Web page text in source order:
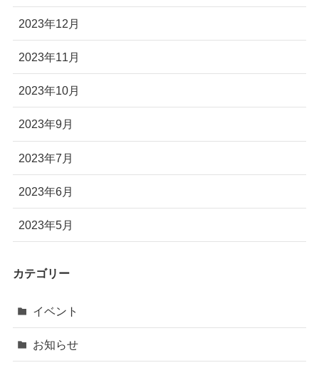
2023年12月
2023年11月
2023年10月
2023年9月
2023年7月
2023年6月
2023年5月
カテゴリー
イベント
お知らせ